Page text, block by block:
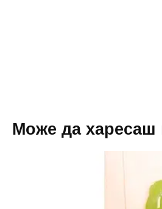
Може да харесаш